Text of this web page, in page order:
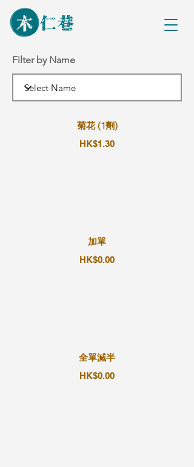
Filter by Name
菊花 (1劑)
HK$1.30
加單
HK$0.00
全單減半
HK$0.00